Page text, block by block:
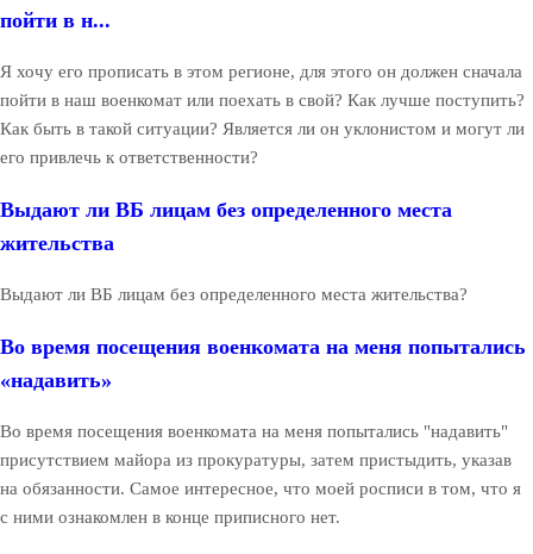
пойти в н...
Я хочу его прописать в этом регионе, для этого он должен сначала
пойти в наш военкомат или поехать в свой? Как лучше поступить?
Как быть в такой ситуации? Является ли он уклонистом и могут ли
его привлечь к ответственности?
Выдают ли ВБ лицам без определенного места
жительства
Выдают ли ВБ лицам без определенного места жительства?
Во время посещения военкомата на меня попытались
«надавить»
Во время посещения военкомата на меня попытались "надавить"
присутствием майора из прокуратуры, затем пристыдить, указав
на обязанности. Самое интересное, что моей росписи в том, что я
с ними ознакомлен в конце приписного нет.